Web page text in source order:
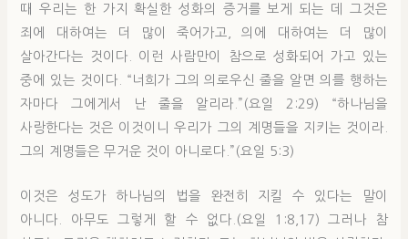
때 우리는 한 가지 확실한 성화의 증거를 보게 되는 데 그것은
죄에 대하여는 더 많이 죽어가고, 의에 대하여는 더 많이
살아간다는 것이다. 이런 사람만이 참으로 성화되어 가고 있는
중에 있는 것이다. “너희가 그의 의로우신 줄을 알면 의를 행하는
자마다 그에게서 난 줄을 알리라.”(요일 2:29) “하나님을
사랑한다는 것은 이것이니 우리가 그의 계명들을 지키는 것이라.
그의 계명들은 무거운 것이 아니로다.”(요일 5:3)
이것은 성도가 하나님의 법을 완전히 지킬 수 있다는 말이
아니다. 아무도 그렇게 할 수 없다.(요일 1:8,17) 그러나 참